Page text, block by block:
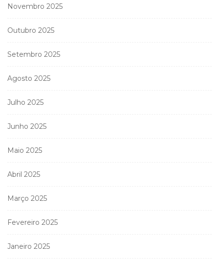
Novembro 2025
Outubro 2025
Setembro 2025
Agosto 2025
Julho 2025
Junho 2025
Maio 2025
Abril 2025
Março 2025
Fevereiro 2025
Janeiro 2025